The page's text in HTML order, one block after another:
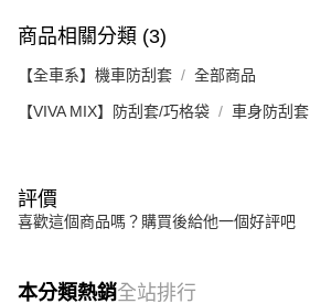
商品相關分類 (3)
【全車系】機車防刮套 全部商品
【VIVA MIX】防刮套/巧格袋 車身防刮套
評價
喜歡這個商品嗎？購買後給他一個好評吧
本分類熱銷全站排行